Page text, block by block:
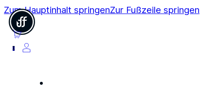
Zum Hauptinhalt springenZur Fußzeile springen
0